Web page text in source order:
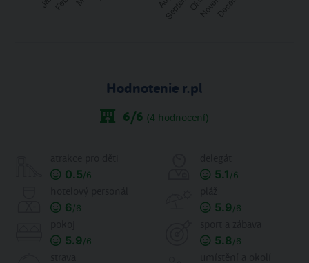
Hodnotenie r.pl
6/6 (4 hodnocení)
0.5/6 5.1 /6
6/6 5.9/6
5.9/6 5.8/6